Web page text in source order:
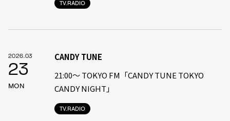
TV.RADIO
2026.03
23
MON
TV.RADIO
CANDY TUNE
21:00〜 TOKYO FM「CANDY TUNE TOKYO
CANDY NIGHT」